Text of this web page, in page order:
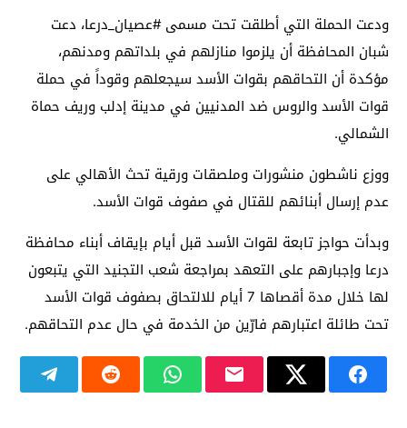
ودعت الحملة التي أطلقت تحت مسمى #عصيان_درعا، دعت
شبان المحافظة أن يلزموا منازلهم في بلداتهم ومدنهم،
مؤكدة أن التحاقهم بقوات الأسد سيجعلهم وقوداً في حملة
قوات الأسد والروس ضد المدنيين في مدينة إدلب وريف حماة
الشمالي.
ووزع ناشطون منشورات وملصقات ورقية تحث الأهالي على
عدم إرسال أبنائهم للقتال في صفوف قوات الأسد.
وبدأت حواجز تابعة لقوات الأسد قبل أيام بإيقاف أبناء محافظة
درعا وإجبارهم على التعهد بمراجعة شعب التجنيد التي يتبعون
لها خلال مدة أقصاها 7 أيام للالتحاق بصفوف قوات الأسد
تحت طائلة اعتبارهم فارّين من الخدمة في حال عدم التحاقهم.